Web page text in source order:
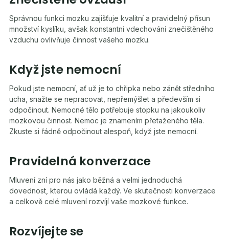
Správnou funkci mozku zajišťuje kvalitní a pravidelný přísun
množství kyslíku, avšak konstantní vdechování znečištěného
vzduchu ovlivňuje činnost vašeho mozku.
Když jste nemocní
Pokud jste nemocní, ať už je to chřipka nebo zánět středního
ucha, snažte se nepracovat, nepřemýšlet a především si
odpočinout. Nemocné tělo potřebuje stopku na jakoukoliv
mozkovou činnost. Nemoc je znamením přetaženého těla.
Zkuste si řádně odpočinout alespoň, když jste nemocní.
Pravidelná konverzace
Mluvení zní pro nás jako běžná a velmi jednoduchá
dovednost, kterou ovládá každý. Ve skutečnosti konverzace
a celkově celé mluvení rozvíjí vaše mozkové funkce.
Rozvíjejte se